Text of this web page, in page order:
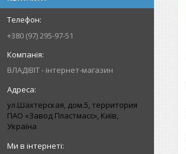
+380 (97) 295-97-51
ВЛАДІВІТ - інтернет-магазин
ул.Шахтерская, дом.5, территория
ПАО «Завод Пластмасс», Київ,
Україна